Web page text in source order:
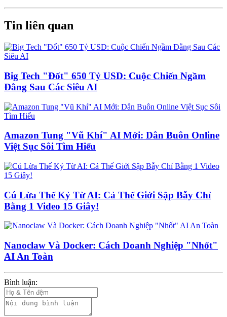
Tin liên quan
Big Tech "Đốt" 650 Tỷ USD: Cuộc Chiến Ngầm
Đằng Sau Các Siêu AI
Amazon Tung "Vũ Khí" AI Mới: Dân Buôn Online
Việt Sục Sôi Tìm Hiểu
Cú Lừa Thế Kỷ Từ AI: Cả Thế Giới Sập Bẫy Chỉ
Bằng 1 Video 15 Giây!
Nanoclaw Và Docker: Cách Doanh Nghiệp "Nhốt"
AI An Toàn
Bình luận: